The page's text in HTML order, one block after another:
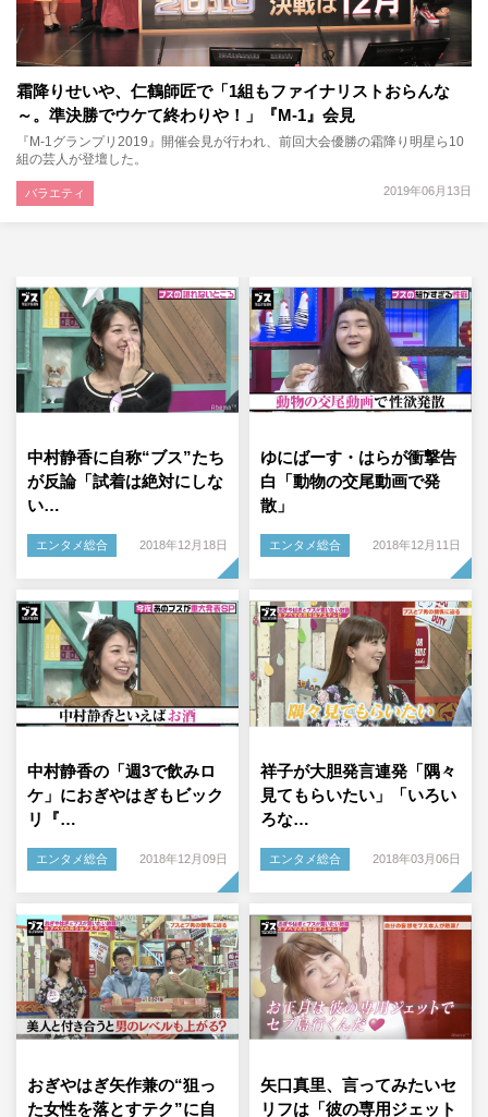
霜降りせいや、仁鶴師匠で「1組もファイナリストおらんな
～。準決勝でウケて終わりや！」『M-1』会見
『M-1グランプリ2019』開催会見が行われ、前回大会優勝の霜降り明星ら10
組の芸人が登壇した。
2019年06月13日
バラエティ
中村静香に自称“ブス”たち
が反論「試着は絶対にしな
い…
エンタメ総合 2018年12月18日
ゆにばーす・はらが衝撃告
白「動物の交尾動画で発
散」
エンタメ総合 2018年12月11日
中村静香の「週3で飲みロ
ケ」におぎやはぎもビック
リ『…
エンタメ総合 2018年12月09日
祥子が大胆発言連発「隅々
見てもらいたい」「いろい
ろな…
エンタメ総合 2018年03月06日
おぎやはぎ矢作兼の“狙っ
た女性を落とすテク”に自
矢口真里、言ってみたいセ
リフは「彼の専用ジェット